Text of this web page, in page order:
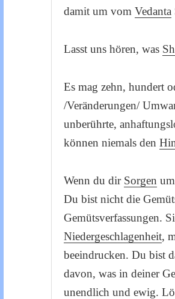
damit um vomVedanta
Lasst uns hören, was
Es mag zehn, hundert
/Veränderungen/
unberührte,
können niemals den
Wenn du dir Sorgen
Du bist nicht die
Gemütsverfassungen.
Niedergeschlagenheit,
beeindrucken. Du bist
davon, was in deiner
unendlich und ewig.